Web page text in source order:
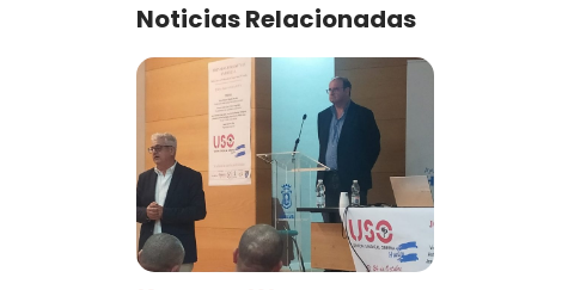
Noticias Relacionadas